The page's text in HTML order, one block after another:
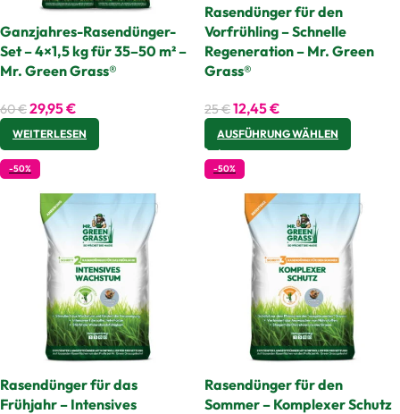
Ganzjahres-Rasendünger-
Set – 4×1,5 kg für 35–50 m² –
Mr. Green Grass®
60€29,95€
WEITERLESEN
Rasendünger für den
Vorfrühling – Schnelle
Regeneration – Mr. Green
Grass®
25€12,45€
AUSFÜHRUNG WÄHLEN
-50%
Rasendünger für das
Frühjahr – Intensives
-50%
Rasendünger für den
Sommer – Komplexer Schutz